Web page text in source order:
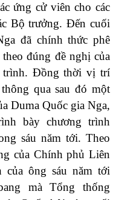
ứng cử viên cho các
Bộ trưởng. Đến cuối
đã chính thức phê
đúng đề nghị của
trình. Đồng thời vị trí
qua sau đó một
Duma Quốc gia Nga,
bày chương trình
sáu năm tới. Theo
của Chính phủ Liên
của ông sáu năm tới
mà Tổng thống